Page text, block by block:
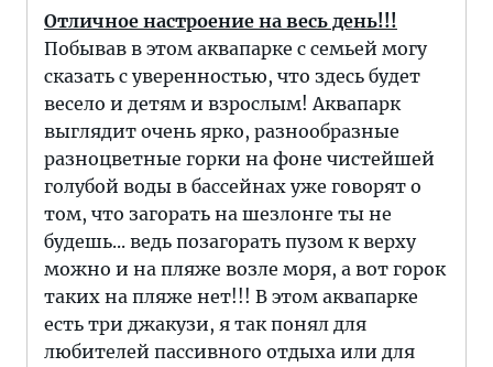
Отличное настроение на весь день!!!
Побывав в этом аквапарке с семьей могу
сказать с уверенностью, что здесь будет
весело и детям и взрослым! Аквапарк
выглядит очень ярко, разнообразные
разноцветные горки на фоне чистейшей
голубой воды в бассейнах уже говорят о
том, что загорать на шезлонге ты не
будешь... ведь позагорать пузом к верху
можно и на пляже возле моря, а вот горок
таких на пляже нет!!! В этом аквапарке
есть три джакузи, я так понял для
любителей пассивного отдыха или для